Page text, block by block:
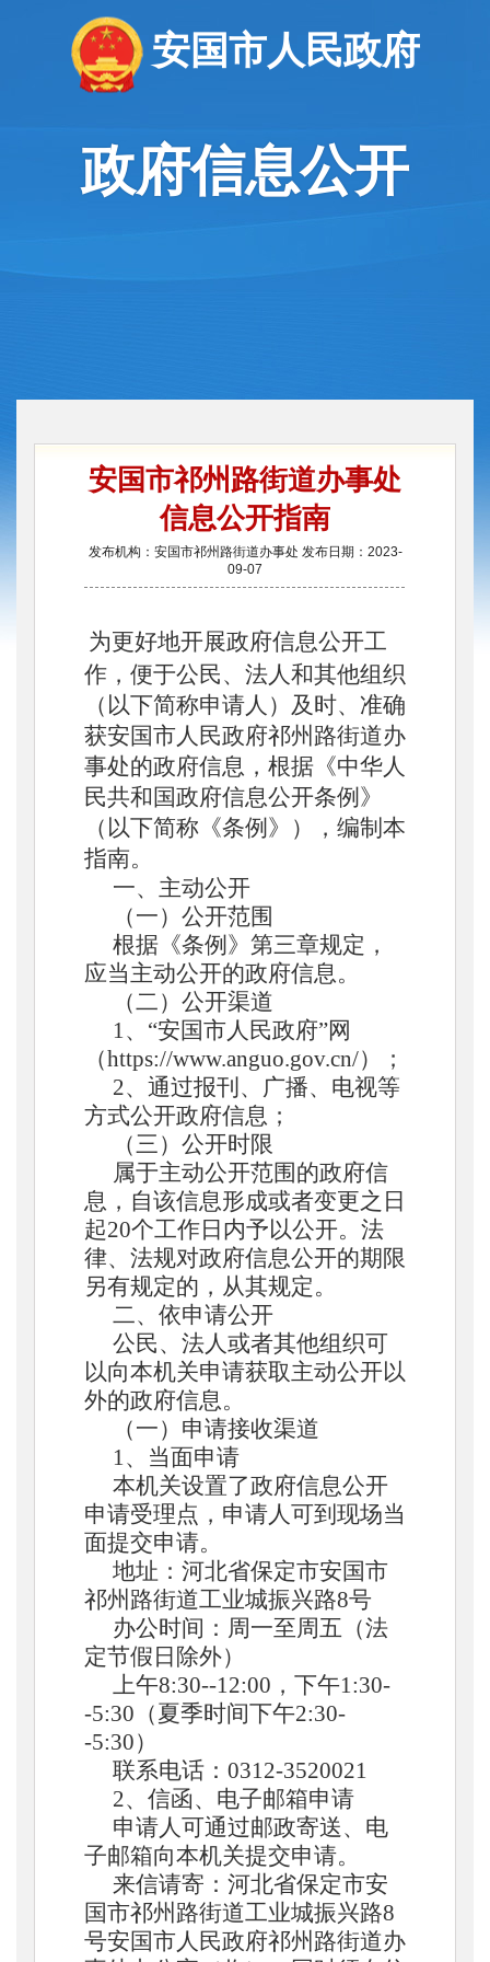
安国市人民政府
政府信息公开
安国市祁州路街道办事处
信息公开指南
发布机构：安国市祁州路街道办事处 发布日期：2023-
09-07
为更好地开展政府信息公开工
作，便于公民、法人和其他组织
（以下简称申请人）及时、准确
获安国市人民政府祁州路街道办
事处的政府信息，根据《中华人
民共和国政府信息公开条例》
（以下简称《条例》），编制本
指南。
一、主动公开
（一）公开范围
根据《条例》第三章规定，
应当主动公开的政府信息。
（二）公开渠道
1、“安国市人民政府”网
（https://www.anguo.gov.cn/）；
2、通过报刊、广播、电视等
方式公开政府信息；
（三）公开时限
属于主动公开范围的政府信
息，自该信息形成或者变更之日
起20个工作日内予以公开。法
律、法规对政府信息公开的期限
另有规定的，从其规定。
二、依申请公开
公民、法人或者其他组织可
以向本机关申请获取主动公开以
外的政府信息。
（一）申请接收渠道
1、当面申请
本机关设置了政府信息公开
申请受理点，申请人可到现场当
面提交申请。
地址： 河北省保定市安国市
祁州路街道工业城振兴路8号
办公时间：周一至周五（法
定节假日除外）
上午8:30--12:00，下午1:30-
-5:30（夏季时间下午2:30-
-5:30）
联系电话： 0312-3520021
2、信函、 电子邮箱申请
申请人可通过邮政寄送、电
子邮箱向本机关提交申请。
来信请寄：河北省保定市安
国市祁州路街道工业城振兴路8
号安国市人民政府祁州路街道办